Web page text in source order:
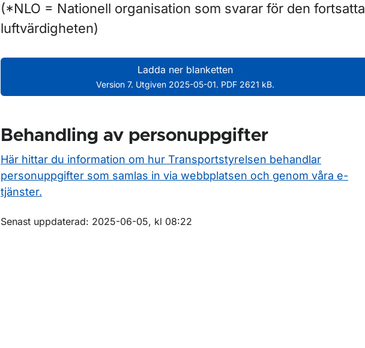
(*NLO = Nationell organisation som svarar för den fortsatta
luftvärdigheten)
Ladda ner blanketten
Version 7. Utgiven 2025-05-01. PDF 2621 kB.
Behandling av personuppgifter
Här hittar du information om hur Transportstyrelsen behandlar
personuppgifter som samlas in via webbplatsen och genom våra e-
tjänster.
Om sidan
Senast uppdaterad: 2025-06-05, kl 08:22